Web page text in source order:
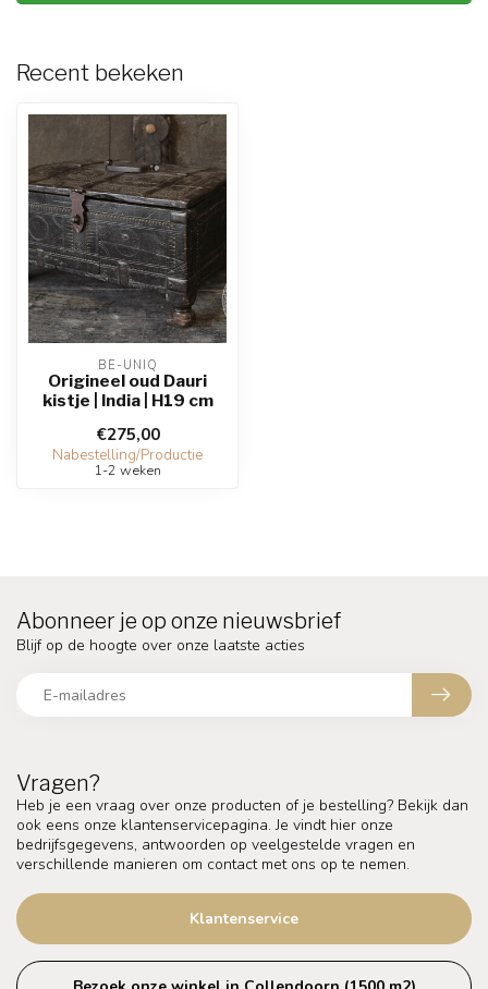
Recent bekeken
BE-UNIQ
Origineel oud Dauri
kistje | India | H19 cm
€275,00
Nabestelling/Productie
1-2 weken
Vragen?
Heb je een vraag over onze producten of je bestelling? Bekijk dan
ook eens onze klantenservicepagina. Je vindt hier onze
bedrijfsgegevens, antwoorden op veelgestelde vragen en
verschillende manieren om contact met ons op te nemen.
Klantenservice
Abonneer je op onze nieuwsbrief
Blijf op de hoogte over onze laatste acties